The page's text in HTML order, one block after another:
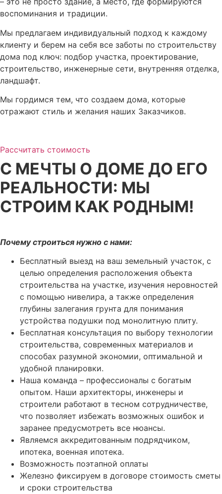
воспоминания и традиции.
Мы предлагаем индивидуальный подход к каждому
клиенту и берем на себя все заботы по строительству
дома под ключ: подбор участка, проектирование,
строительство, инженерные сети, внутренняя отделка,
ландшафт.
Мы гордимся тем, что создаем дома, которые
отражают стиль и желания наших Заказчиков.
Рассчитать стоимость
С МЕЧТЫ О ДОМЕ ДО ЕГО
РЕАЛЬНОСТИ: МЫ
СТРОИМ КАК РОДНЫМ!
Почему строиться нужно с нами:
Бесплатный выезд на ваш земельный участок, с
целью определения расположения объекта
строительства на участке, изучения неровностей
с помощью нивелира, а также определения
глубины залегания грунта для понимания
устройства подушки под монолитную плиту.
Бесплатная консультация по выбору технологии
строительства, современных материалов и
способах разумной экономии, оптимальной и
удобной планировки.
Наша команда – профессионалы с богатым
опытом. Наши архитекторы, инженеры и
строители работают в тесном сотрудничестве,
что позволяет избежать возможных ошибок и
заранее предусмотреть все нюансы.
Являемся аккредитованным подрядчиком,
ипотека, военная ипотека.
Возможность поэтапной оплаты
Железно фиксируем в договоре стоимость сметы
и сроки строительства